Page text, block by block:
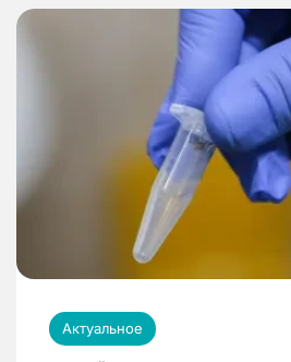
Актуальное